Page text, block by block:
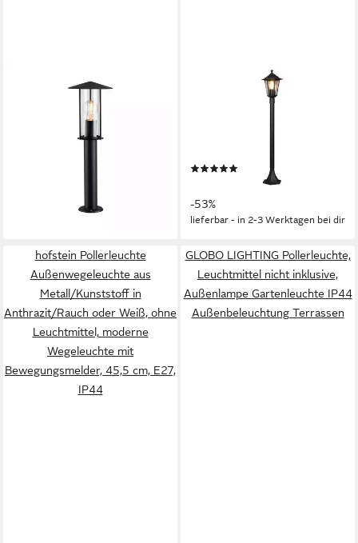
500mm 2200K 4,3W 420lm
230V Schwarz E27 Metall,
lieferbar - in 2-3 Werktagen bei dir
TRIO LEUCHTEN
Pollerleuchte, ohne
Leuchten Strom
63,99 €
-53%
lieferbar - in 2-3 Werktagen bei dir
hofstein Pollerleuchte
Außenwegeleuchte aus
Metall/Kunststoff in
Anthrazit/Rauch oder Weiß, ohne
Leuchtmittel, moderne
Wegeleuchte mit
Bewegungsmelder, 45,5 cm, E27,
IP44
GLOBO LIGHTING Pollerleuchte,
Leuchtmittel nicht inklusive,
Außenlampe Gartenleuchte IP44
Außenbeleuchtung Terrassen